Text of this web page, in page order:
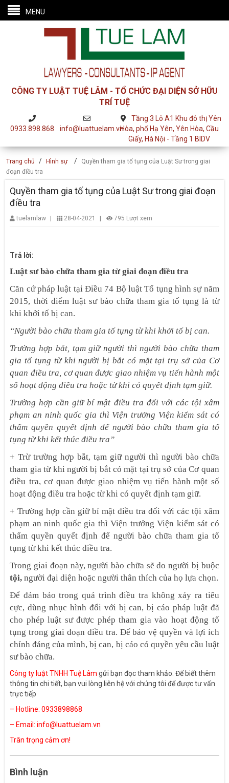
MENU
CÔNG TY LUẬT TUỆ LÂM - TỔ CHỨC ĐẠI DIỆN SỞ HỮU
TRÍ TUỆ
0933.898.868 info@luattuelam.vn
Tầng 3 Lô A1 Khu đô thị Yên
Hòa, phố Hạ Yên, Yên Hòa, Cầu
Giấy, Hà Nội - Tầng 1 BIDV
Trang chủ / Hình sự /
Quyền tham gia tố tụng của Luật Sư trong giai
đoạn điều tra
Quyền tham gia tố tụng của Luật Sư trong giai đoạn
điều tra
tuelamlaw | 28-04-2021 | 795 Lượt xem
Trả lời:
Luật sư bào chữa tham gia từ giai đoạn điều tra
Căn cứ pháp luật tại Điều 74 Bộ luật Tố tụng hình sự năm
2015, thời điểm luật sư bào chữa tham gia tố tụng là từ
khi khởi tố bị can.
“Người bào chữa tham gia tố tụng từ khi khởi tố bị can.
Trường hợp bắt, tạm giữ người thì người bào chữa tham
gia tố tụng từ khi người bị bắt có mặt tại trụ sở của Cơ
quan điều tra, cơ quan được giao nhiệm vụ tiến hành một
số hoạt động điều tra hoặc từ khi có quyết định tạm giữ.
Trường hợp cần giữ bí mật điều tra đối với các tội xâm
phạm an ninh quốc gia thì Viện trưởng Viện kiểm sát có
thẩm quyền quyết định để người bào chữa tham gia tố
tụng từ khi kết thúc điều tra”
+ Trừ trường hợp bắt, tạm giữ người thì người bào chữa
tham gia từ khi người bị bắt có mặt tại trụ sở của Cơ quan
điều tra, cơ quan được giao nhiệm vụ tiến hành một số
hoạt động điều tra hoặc từ khi có quyết định tạm giữ.
+ Trường hợp cần giữ bí mật điều tra đối với các tội xâm
phạm an ninh quốc gia thì Viện trưởng Viện kiểm sát có
thẩm quyền quyết định để người bào chữa tham gia tố
tụng từ khi kết thúc điều tra.
Trong giai đoạn này, người bào chữa sẽ do người bị buộc
tội, người đại diện hoặc người thân thích của họ lựa chọn.
Để đảm bảo trong quá trình điều tra không xảy ra tiêu
cực, dùng nhục hình đối với bị can, bị cáo pháp luật đã
cho phép luật sư được phép tham gia vào hoạt động tố
tụng trong giai đoạn điều tra. Để bảo vệ quyền và lợi ích
chính đáng của mình, bị can, bị cáo có quyền yêu cầu luật
sư bào chữa.
Công ty luật TNHH Tuệ Lâm gửi bạn đọc tham khảo. Để biết thêm
thông tin chi tiết, bạn vui lòng liên hệ với chúng tôi để được tư vấn
trực tiếp
– Hotline:0933898868
– Email:info@luattuelam.vn
Trân trọng cảm ơn!
Bình luận